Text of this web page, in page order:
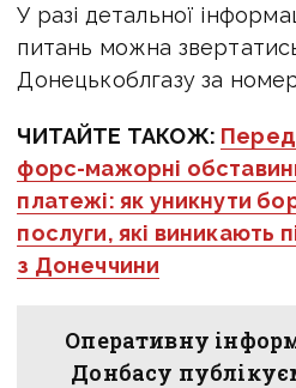
У разі детальної
питань можна
Донецькоблгазу за
ЧИТАЙТЕ ТАКОЖ:
форс-мажорні
платежі: як уникнути
послуги, які виникають
з Донеччини
Оперативну
Донбасу